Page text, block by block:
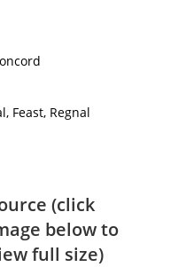
Feast, Regnal
(click
below to
full size)